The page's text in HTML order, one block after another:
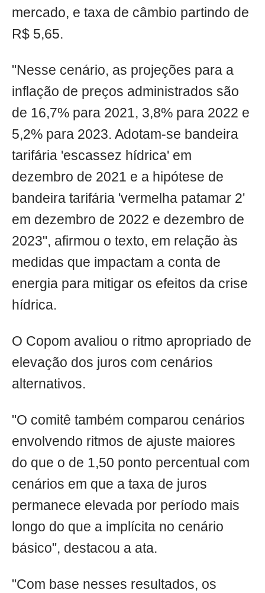
mercado, e taxa de câmbio partindo de
R$ 5,65.
"Nesse cenário, as projeções para a
inflação de preços administrados são
de 16,7% para 2021, 3,8% para 2022 e
5,2% para 2023. Adotam-se bandeira
tarifária 'escassez hídrica' em
dezembro de 2021 e a hipótese de
bandeira tarifária 'vermelha patamar 2'
em dezembro de 2022 e dezembro de
2023", afirmou o texto, em relação às
medidas que impactam a conta de
energia para mitigar os efeitos da crise
hídrica.
O Copom avaliou o ritmo apropriado de
elevação dos juros com cenários
alternativos.
"O comitê também comparou cenários
envolvendo ritmos de ajuste maiores
do que o de 1,50 ponto percentual com
cenários em que a taxa de juros
permanece elevada por período mais
longo do que a implícita no cenário
básico", destacou a ata.
"Com base nesses resultados, os